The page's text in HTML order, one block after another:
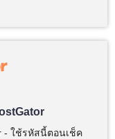
- ใช้รหัสนี้ตอนเช็ค